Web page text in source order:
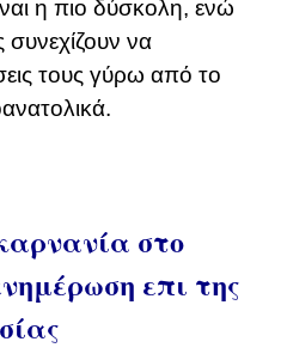
η πιο δύσκολη, ενώ
συνεχίζουν να
τους γύρω από το
στο
επι της